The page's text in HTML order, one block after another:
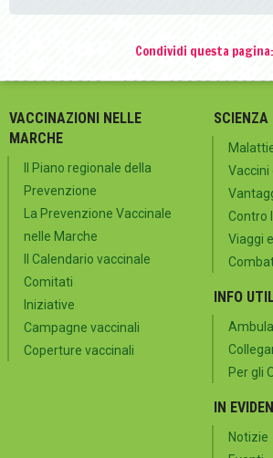
Condividi questa pagina:
VACCINAZIONI NELLE
MARCHE
Il Piano regionale della
Prevenzione
La Prevenzione Vaccinale
nelle Marche
Il Calendario vaccinale
Comitati
Iniziative
Campagne vaccinali
Coperture vaccinali
SCIENZA
Vaccini
Contro
Viaggi
INFO
Per gli
IN
Notizie